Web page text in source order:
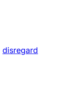
disregard